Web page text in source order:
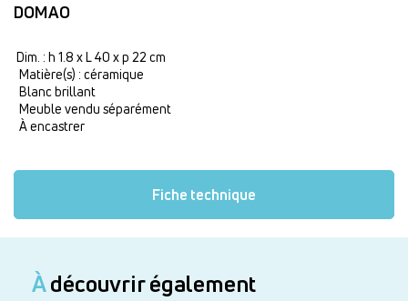
DOMAO
Dim. : h 1.8 x L 40 x p 22 cm
Matière(s) : céramique
Blanc brillant
Meuble vendu séparément
À encastrer
Fiche technique
Àdécouvrir également